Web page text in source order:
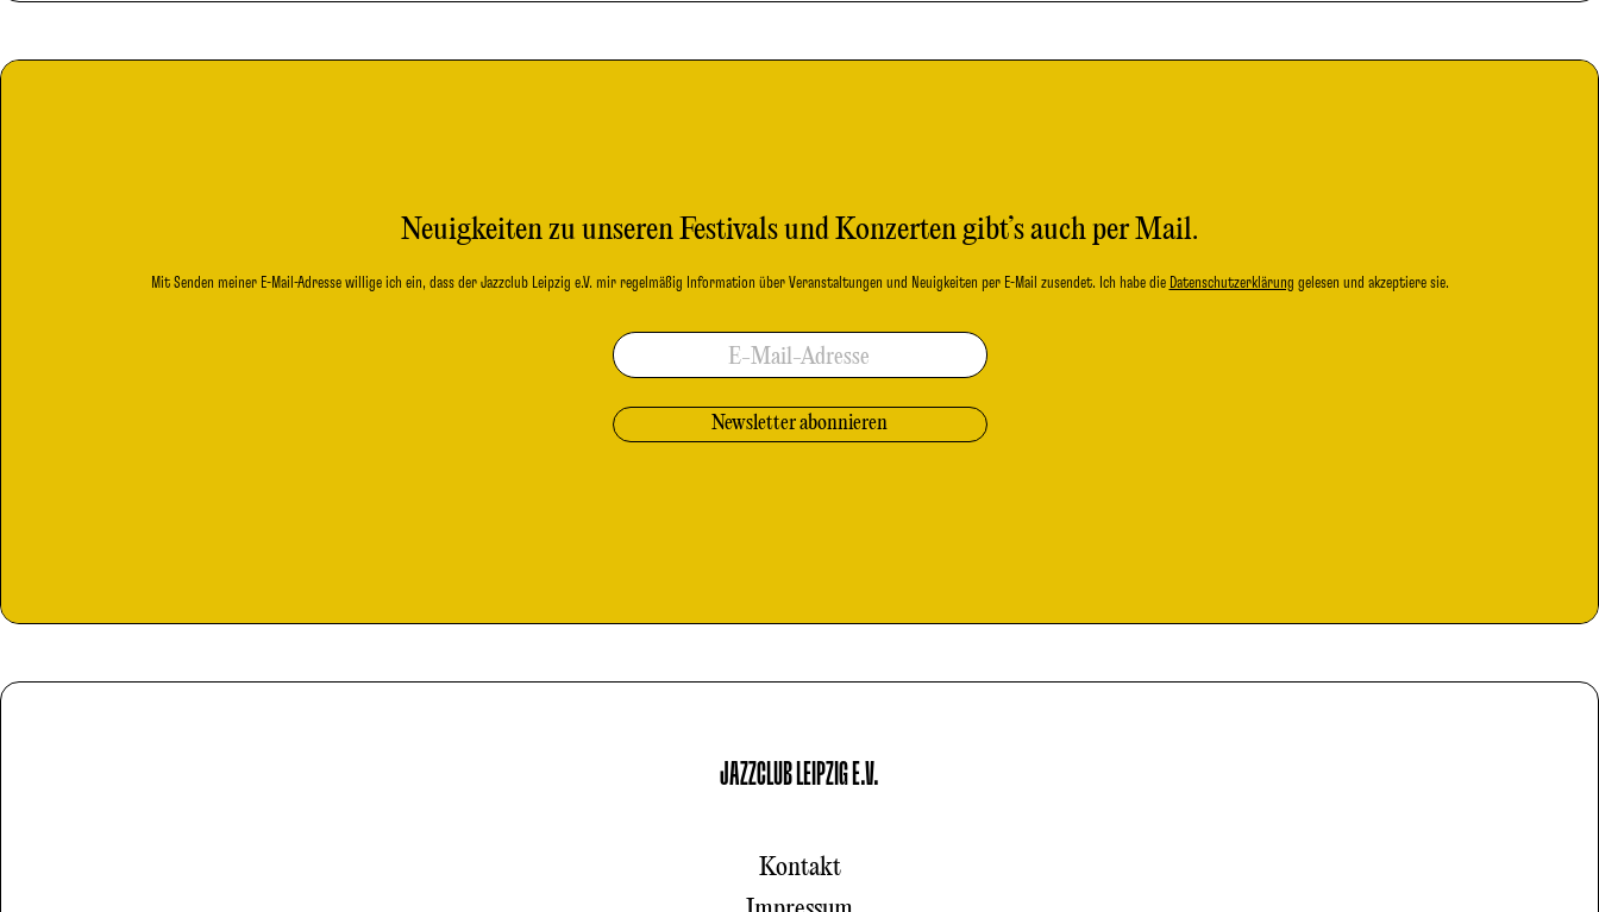
Neuigkeiten zu unseren Festivals und Konzerten gibt’s auch per Mail.
Mit Senden meiner E-Mail-Adresse willige ich ein, dass der Jazzclub Leipzig e.V. mir regelmäßig Information über Veranstaltungen und Neuigkeiten per E-Mail zusendet. Ich habe die Datenschutzerklärung gelesen und akzeptiere sie.
E-Mail-Adresse
JAZZCLUB LEIPZIG E.V.
Kontakt